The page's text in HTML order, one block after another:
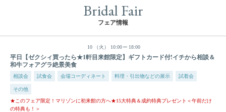
Bridal Fair
フェア情報
10 （火） 10:00 18:00
平日【ゼクシィ買ったら★1軒目来館限定】ギフトカード付!イチから相談＆
和牛フォアグラ絶景美食
相談会 試食会 会場コーディネート 料理・引出物などの展示 試着会
その他
★このフェア限定！マリゾンに初来館の方へ★15大特典＆成約特典プレゼント＜午前だけ
の特典も！＞